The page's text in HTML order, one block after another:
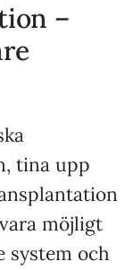
–
tina upp
möjligt
system och